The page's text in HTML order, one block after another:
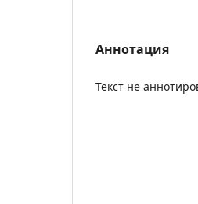
Аннотация
Текст не